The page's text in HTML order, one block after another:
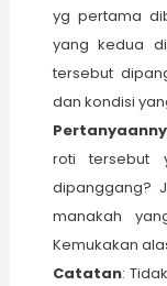
yg pertama
yang kedua
tersebut
dan kondisi
roti tersebut
dipanggang?
manakah
Kemukakan
Catatan: